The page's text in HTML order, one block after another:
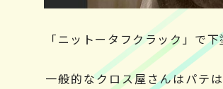
「ニットータフクラック」で
一般的なクロス屋さんはパテ